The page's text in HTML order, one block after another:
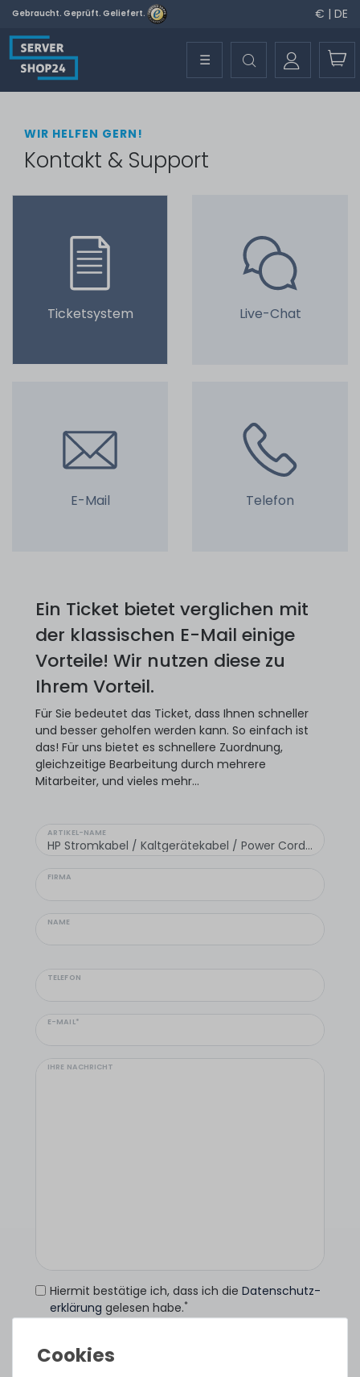
Gebraucht. Geprüft. Geliefert. € | DE
☰
WIR HELFEN GERN!
Kontakt & Support
Ticketsystem Live-Chat
E-Mail Telefon
Ein Ticket bietet verglichen mit
der klassischen E-Mail einige
Vorteile! Wir nutzen diese zu
Ihrem Vorteil.
Für Sie bedeutet das Ticket, dass Ihnen schneller
und besser geholfen werden kann. So einfach ist
das! Für uns bietet es schnellere Zuordnung,
gleichzeitige Bearbeitung durch mehrere
Mitarbeiter, und vieles mehr...
ARTIKEL-NAME
FIRMA
NAME
TELEFON
E-MAIL*
IHRE NACHRICHT
Hiermit bestätige ich, dass ich die Daten­schutz­
erklärung gelesen habe.*